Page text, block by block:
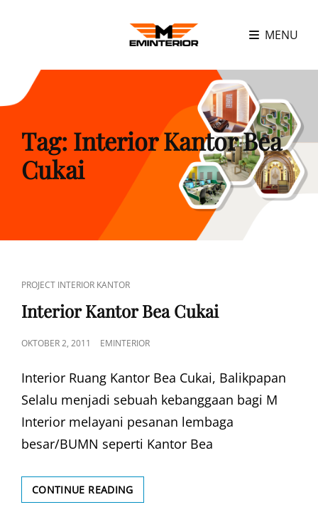
MENU
Tag: Interior Kantor Bea
Cukai
CAT
LINKS
PROJECT INTERIOR KANTOR
Interior Kantor Bea Cukai
POSTED
OKTOBER 2, 2011 EMINTERIOR
Interior Ruang Kantor Bea Cukai, Balikpapan
Selalu menjadi sebuah kebanggaan bagi M
Interior melayani pesanan lembaga
besar/BUMN seperti Kantor Bea
CONTINUE READINGINTERIOR
KANTOR